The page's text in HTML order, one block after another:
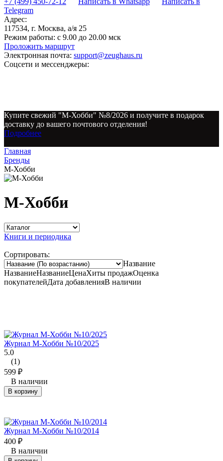
Telegram
Адрес:
117534, г. Москва, а/я 25
Режим работы: с 9.00 до 20.00 мск
Проложить маршрут
Электронная почта: support@zeughaus.ru
Соцсети и мессенджеры:
Купите свежий "М-Хобби" №8/2026 и получите в подарок
доставку до вашего почтового отделения!
Подробнее
Главная
Бренды
М-Хобби
М-Хобби
Книги и периодика
Сортировать:
Название
НазваниеНазваниеЦенаХиты продажОценка
покупателейДата добавленияВ наличии
Журнал М-Хобби №10/2025
5.0
(1)
599 ₽
В наличии
В корзину
Журнал М-Хобби №10/2014
400 ₽
В наличии